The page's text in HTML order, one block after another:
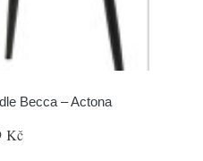
Becca – Actona
Kč